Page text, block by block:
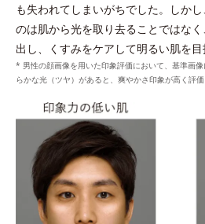
*3 角層まで
整える
ウォッシュのうるおいキャッチ
おいをキャッチし浸透
*1 シクロヘキサンジカルポン酸ビスエトキ
*2 角層まで
プラスに帯電したローションの
されたマイナスに帯電したダブ
が引き寄せ合ってなじむ。
*タルク、ステアロイルグルタミン酸2Na、
いを保つ成分
も失われてしまいがちでした。しか
のは肌から光を取り去ることではな
出し、くすみをケアして明るい肌を目
* 男性の顔画像を用いた印象評価において、基準画
らかな光（ツヤ）があると、爽やかさ印象が高く評